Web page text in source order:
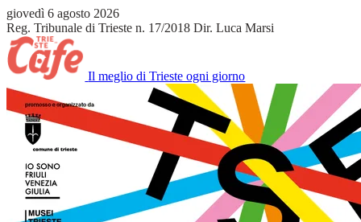
giovedì 6 agosto 2026
Reg. Tribunale di Trieste n. 17/2018 Dir. Luca Marsi
Il meglio di Trieste ogni giorno